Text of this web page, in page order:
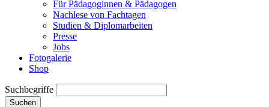
Für Pädagoginnen & Pädagogen
Nachlese von Fachtagen
Studien & Diplomarbeiten
Presse
Jobs
Fotogalerie
Shop
Suchbegriffe
Suchen